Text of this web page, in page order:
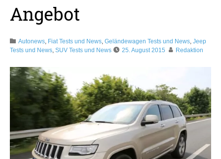
Angebot
Autonews, Fiat Tests und News, Geländewagen Tests und News, Jeep
Tests und News, SUV Tests und News 25. August 2015 Redaktion